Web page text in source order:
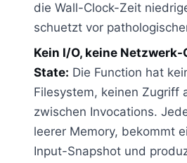
die Wall-Clock-Zeit
schuetzt vor
Kein I/O, keine
State: Die Function hat
Filesystem, keinen Zugriff
zwischen Invocations.
leerer Memory, bekommt
Input-Snapshot und